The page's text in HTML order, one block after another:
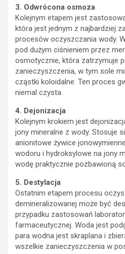
3. Odwrócona osmoza
Kolejnym etapem jest
która jest jednym z najbardziej
procesów oczyszczania wody.
pod dużym ciśnieniem przez
osmotycznie, która zatrzymuje
zanieczyszczenia, w tym sole
cząstki koloidalne. Ten proces
niemal czysta.
4. Dejonizacja
Kolejnym krokiem jest
jony mineralne z wody. Stosuje
anionitowe żywice
wodoru i hydroksylowe na jony
wodę praktycznie pozbawioną
5. Destylacja
Ostatnim etapem procesu
demineralizowanej może być
przypadku zastosowań
farmaceutycznej. Woda jest
para wodna jest skraplana i
wszelkie zanieczyszczenia w